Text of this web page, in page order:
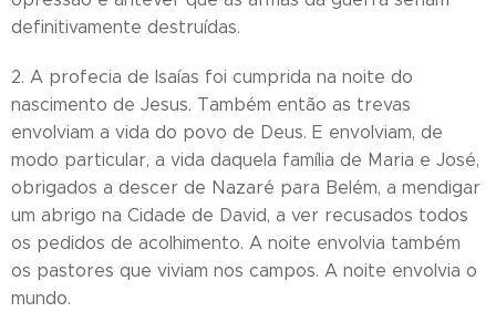
definitivamente destruídas.
2. A profecia de Isaías foi cumprida na noite do
nascimento de Jesus. Também então as trevas
envolviam a vida do povo de Deus. E envolviam, de
modo particular, a vida daquela família de Maria e José,
obrigados a descer de Nazaré para Belém, a mendigar
um abrigo na Cidade de David, a ver recusados todos
os pedidos de acolhimento. A noite envolvia também
os pastores que viviam nos campos. A noite envolvia o
mundo.